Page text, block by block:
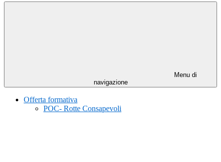
Menu di
navigazione
Offerta formativa
POC- Rotte Consapevoli